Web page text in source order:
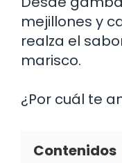
mejillones y
realza el
marisco.
¿Por cuál te
Contenidos